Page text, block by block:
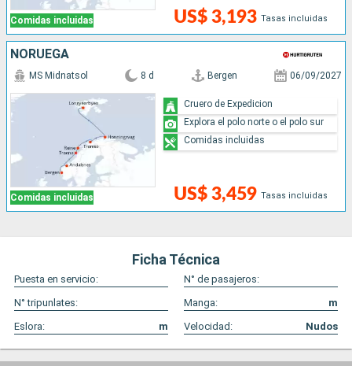
Comidas incluidas US$ 3,193 Tasas incluidas
NORUEGA
Comidas incluidas
MS Midnatsol 8 d Bergen 06/09/2027
US$ 3,459 Tasas incluidas
Cruero de Expedicion
Explora el polo norte o el polo sur
Comidas incluidas
Ficha Técnica
Puesta en servicio:
N° de pasajeros:
N° tripunlates:
Manga:
m
Eslora:
m Velocidad: Nudos